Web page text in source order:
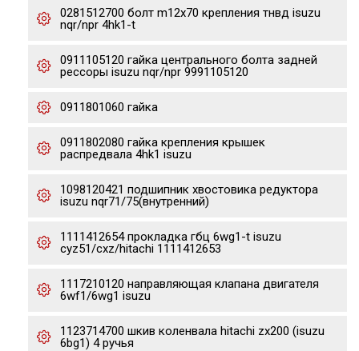
0281512700 болт m12x70 крепления тнвд isuzu
nqr/npr 4hk1-t
0911105120 гайка центрального болта задней
рессоры isuzu nqr/npr 9991105120
0911801060 гайка
0911802080 гайка крепления крышек
распредвала 4hk1 isuzu
1098120421 подшипник хвостовика редуктора
isuzu nqr71/75(внутренний)
1111412654 прокладка гбц 6wg1-t isuzu
cyz51/cxz/hitachi 1111412653
1117210120 направляющая клапана двигателя
6wf1/6wg1 isuzu
1123714700 шкив коленвала hitachi zx200 (isuzu
6bg1) 4 ручья